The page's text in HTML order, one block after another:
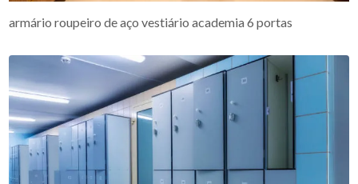
armário roupeiro de aço vestiário academia 6 portas